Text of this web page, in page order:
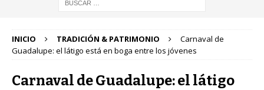
INICIO TRADICIÓN & PATRIMONIO
Carnaval de
Guadalupe: el látigo está en boga entre los jóvenes
Carnaval de Guadalupe: el látigo